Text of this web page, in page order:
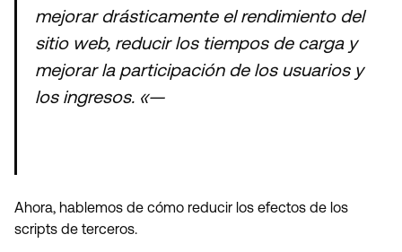
mejorar drásticamente el rendimiento del
sitio web, reducir los tiempos de carga y
mejorar la participación de los usuarios y
los ingresos. «—
Ahora, hablemos de cómo reducir los efectos de los
scripts de terceros.